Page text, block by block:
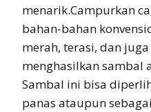
menarik.Campurkan
bahan-bahan
merah, terasi, dan
menghasilkan sambal
Sambal ini bisa
panas ataupun